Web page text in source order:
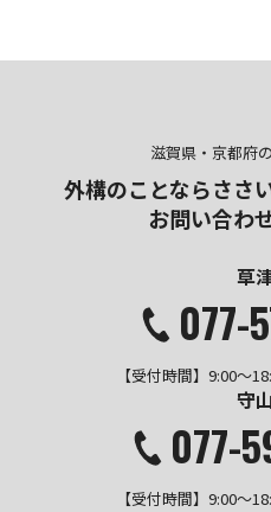
滋賀県・京都府
外構のことならささ
お問い合わ
草
077-
【受付時間】9:00～
守
077-
【受付時間】9:00～